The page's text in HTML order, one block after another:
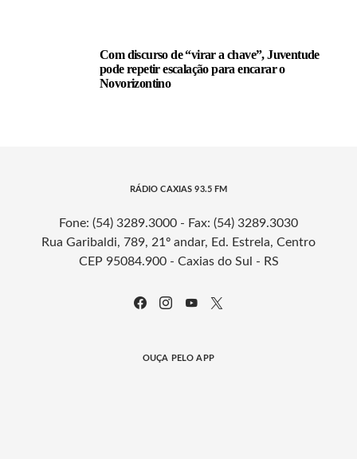
Com discurso de “virar a chave”, Juventude
pode repetir escalação para encarar o
Novorizontino
RÁDIO CAXIAS 93.5 FM
Fone: (54) 3289.3000 - Fax: (54) 3289.3030
Rua Garibaldi, 789, 21º andar, Ed. Estrela, Centro
CEP 95084.900 - Caxias do Sul - RS
OUÇA PELO APP